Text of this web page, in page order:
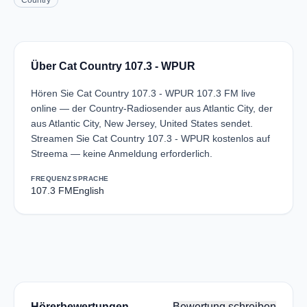
Über Cat Country 107.3 - WPUR
Hören Sie Cat Country 107.3 - WPUR 107.3 FM live
online — der Country-Radiosender aus Atlantic City, der
aus Atlantic City, New Jersey, United States sendet.
Streamen Sie Cat Country 107.3 - WPUR kostenlos auf
Streema — keine Anmeldung erforderlich.
FREQUENZ
107.3 FM
SPRACHE
English